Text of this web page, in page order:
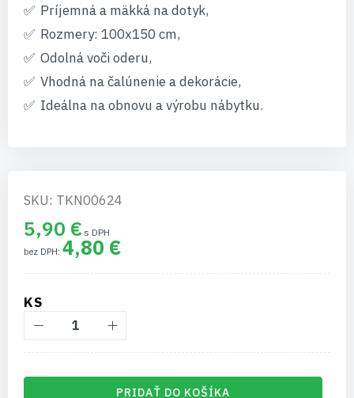
Príjemná a mäkká na dotyk,
Rozmery: 100x150 cm,
Odolná voči oderu,
Vhodná na čalúnenie a dekorácie,
Ideálna na obnovu a výrobu nábytku.
SKU: TKN00624
5,90 €
4,80 €
KS
PRIDAŤ DO KOŠÍKA